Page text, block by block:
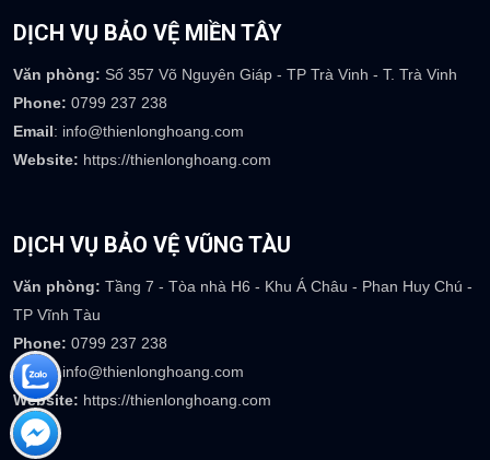
Văn phòng: 39 Mai Thúc Loan - Phường Tân Giang - TP Hà Tĩnh
Phone:
0917 754 237
Email: info@thienlonghoang.com
Website:https://thienlonghoang.com
Văn phòng: Số 357 Võ Nguyên Giáp - TP Trà Vinh - T. Trà Vinh
Phone:
0799 237 238
Email: info@thienlonghoang.com
Website: https://thienlonghoang.com
DỊCH VỤ BẢO VỆ VŨNG TÀU
Văn phòng: